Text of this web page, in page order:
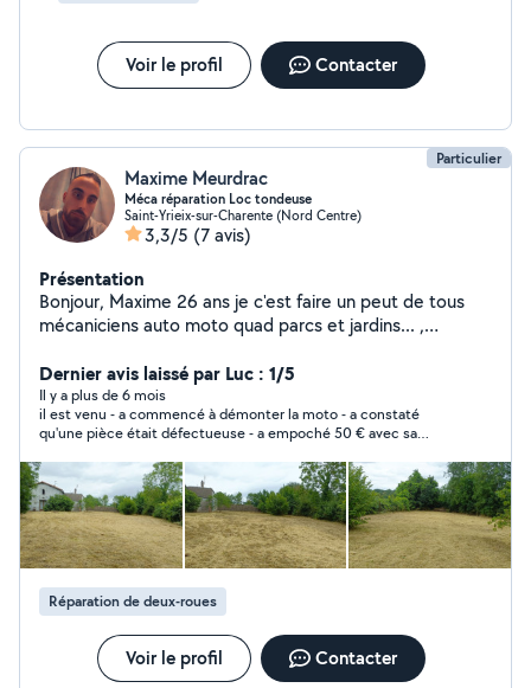
Voir le profil Contacter
Particulier
Maxime Meurdrac
Méca réparation Loc tondeuse
Saint-Yrieix-sur-Charente (Nord Centre)
3,3/5 (7 avis)
Présentation
Bonjour, Maxime 26 ans je c'est faire un peut de tous
mécaniciens auto moto quad parcs et jardins... ,
transport en commun tonte débroussaillage bricolage
en tous genres ne pas hésiter à me contacter Tonte
Débroussaillage Location de matériel Dépannage a
domicile Récupération de matériels de jardin HS
Dernier avis laissé par Luc : 1/5
Il y a plus de 6 mois
il est venu - a commencé à démonter la moto - a constaté
qu'une pièce était défectueuse - a empoché 50 € avec sa
!
Réparation de deux-roues
Voir le profil Contacter